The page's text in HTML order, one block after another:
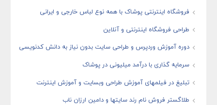
فروشگاه اینترنتی پوشاک با همه نوع لباس خارجی و ایرانی
طراحی فروشگاه اینترنتی و آنلاین
دوره آموزش وردپرس و طراحی سایت بدون نیاز به دانش کدنویسی
سرمایه گذاری با درآمد میلیونی در پوشاک
تبلیغ در فیلمهای آموزش طراحی وبسایت و آموزش اینترنت
طلاگستر فروش نام رند سایتها و دامین ارزان ناب